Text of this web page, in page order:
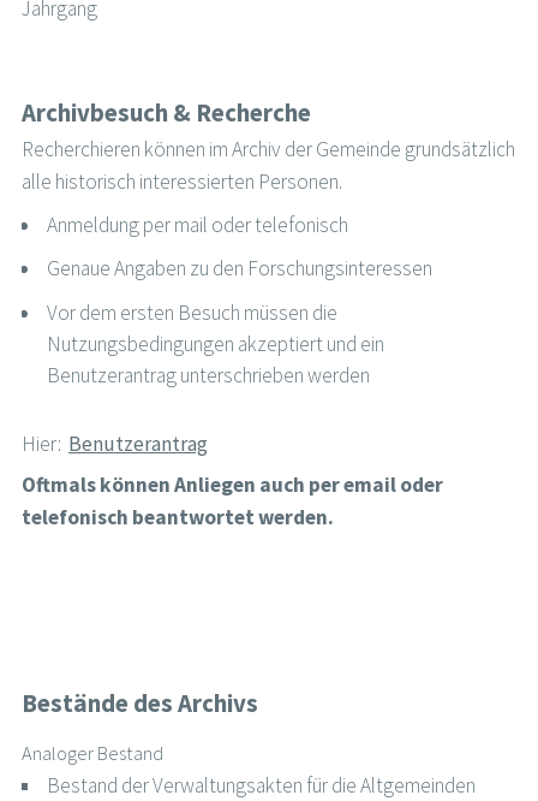
Jahrgang
Archivbesuch & Recherche
Recherchieren können im Archiv der Gemeinde grundsätzlich
alle historisch interessierten Personen.
Anmeldung per mail oder telefonisch
Genaue Angaben zu den Forschungsinteressen
Vor dem ersten Besuch müssen die
Nutzungsbedingungen akzeptiert und ein
Benutzerantrag unterschrieben werden
Hier: Benutzerantrag
Oftmals können Anliegen auch per email oder
telefonisch beantwortet werden.
Bestände des Archivs
Analoger Bestand
Bestand der Verwaltungsakten für die Altgemeinden